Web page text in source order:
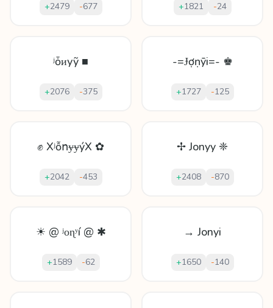
+2479 -677 +1821 -24
ʲȱᴎуỹ ■
+2076 -375
-=Ɉợṇȳi=- ♚
+1727 -125
✊ XʲỗոɏɏýX ✿
+2042 -453
✢ Jonyy ❈
+2408 -870
☀ @ ʲοɳʸí @ ✱
+1589 -62
→ Jonyi
+1650 -140